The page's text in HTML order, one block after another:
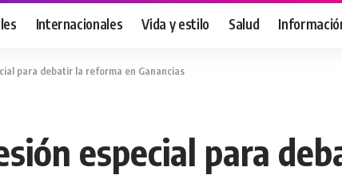
Internacionales Vida y estilo Salud
para debatir la reforma en Ganancias
especial para